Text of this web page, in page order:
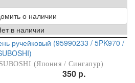
о наличии
в наличии
ручейковый (95990233 / 5PK970 /
(Япония / Сингапур)
350 р.